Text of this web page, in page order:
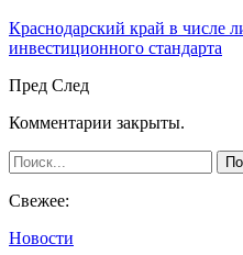
Краснодарский край в числе
инвестиционного стандарта
Пред След
Комментарии закрыты.
Свежее:
Новости